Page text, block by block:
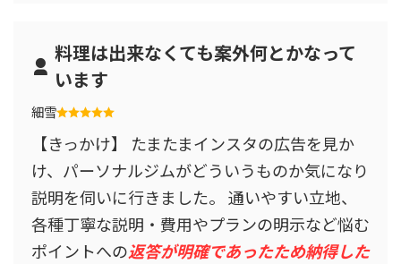
料理は出来なくても案外何とかなって
います
細雪
【きっかけ】 たまたまインスタの広告を見か
け、パーソナルジムがどういうものか気になり
説明を伺いに行きました。 通いやすい立地、
各種丁寧な説明・費用やプランの明示など悩む
ポイントへの返答が明確であったため納得した